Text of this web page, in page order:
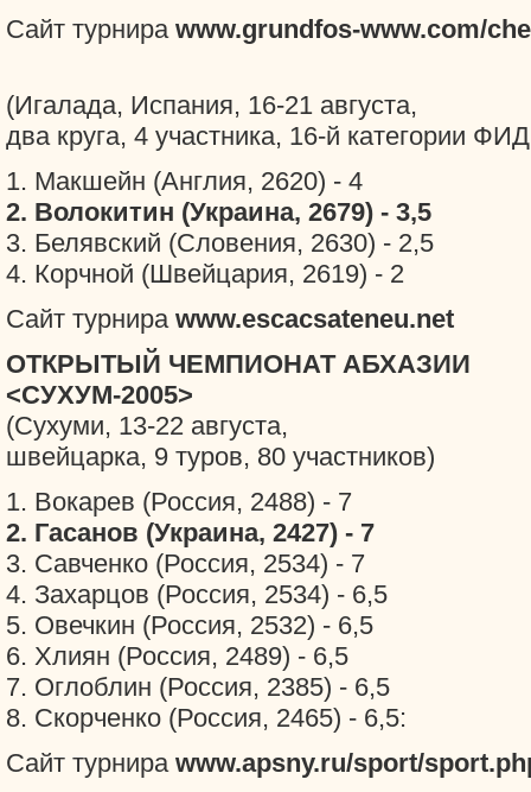
Сайт турнира www.grundfos-www.com/
(Игалада, Испания, 16-21 августа,
два круга, 4 участника, 16-й категории
1. Макшейн (Англия, 2620) - 4
2. Волокитин (Украина, 2679) - 3,5
3. Белявский (Словения, 2630) - 2,5
4. Корчной (Швейцария, 2619) - 2
Сайт турнира www.escacsateneu.net
ОТКРЫТЫЙ ЧЕМПИОНАТ АБХАЗИИ
<СУХУМ-2005>
(Сухуми, 13-22 августа,
швейцарка, 9 туров, 80 участников)
1. Вокарев (Россия, 2488) - 7
2. Гасанов (Украина, 2427) - 7
3. Савченко (Россия, 2534) - 7
4. Захарцов (Россия, 2534) - 6,5
5. Овечкин (Россия, 2532) - 6,5
6. Хлиян (Россия, 2489) - 6,5
7. Оглоблин (Россия, 2385) - 6,5
8. Скорченко (Россия, 2465) - 6,5:
Сайт турнира www.apsny.ru/sport/